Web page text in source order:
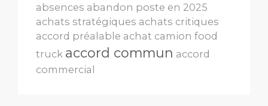
absences abandon poste en 2025
achats stratégiques achats critiques
accord préalable achat camion food
truck accord commun accord
commercial